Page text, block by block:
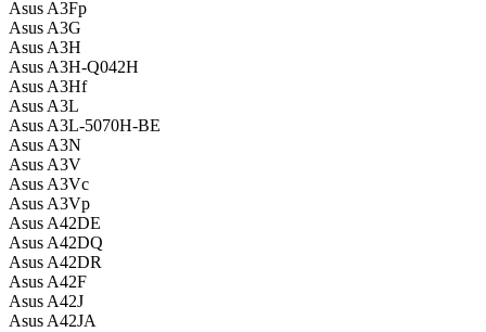
Asus A3Fp
Asus A3G
Asus A3H
Asus A3H-Q042H
Asus A3Hf
Asus A3L
Asus A3L-5070H-BE
Asus A3N
Asus A3V
Asus A3Vc
Asus A3Vp
Asus A42DE
Asus A42DQ
Asus A42DR
Asus A42F
Asus A42J
Asus A42JA